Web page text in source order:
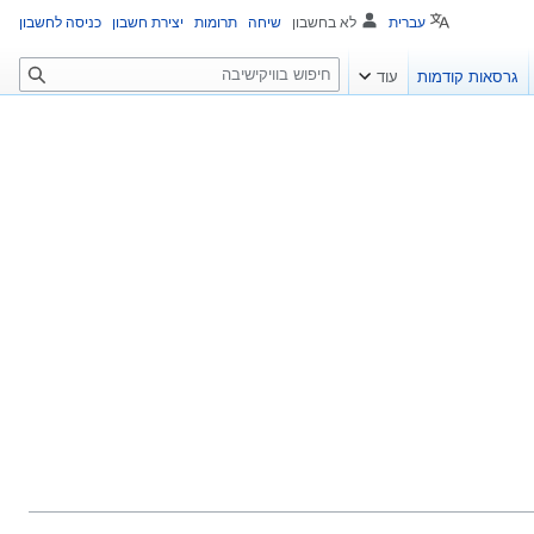
עברית לא בחשבון שיחה תרומות יצירת חשבון כניסה לחשבון
גרסאות קודמות עוד
ח
י